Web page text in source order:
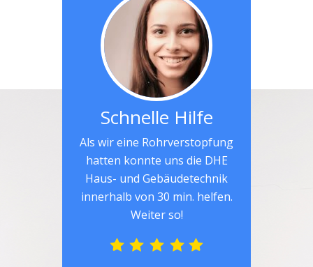
Schnelle Hilfe
Als wir eine Rohrverstopfung
hatten konnte uns die DHE
Haus- und Gebäudetechnik
innerhalb von 30 min. helfen.
Weiter so!